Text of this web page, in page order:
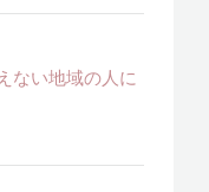
ない地域の人に